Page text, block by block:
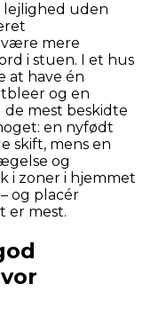
lejlighed uden
mere
i stuen. I et hus
at have én
og en
mest beskidte
en nyfødt
skift, mens en
og
i zoner i hjemmet
og placér
er mest.